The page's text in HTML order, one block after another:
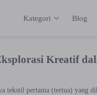
Kategori Blog
Kreatif
tekstil pertama (tertua) yang